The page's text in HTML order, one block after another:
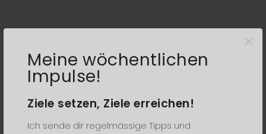
Meine wöchentlichen
Impulse!
Ziele setzen, Ziele erreichen!
Ich sende dir regelmässige Tipps und
×
Popular Featured Recent